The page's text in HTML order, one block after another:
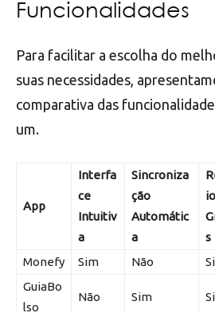
Funcionalidades
Para facilitar a escolha do
suas necessidades,
comparativa das
um.
App
Interfa
ce
Intuitiv
a
Sincroniza
ção
Automátic
a
s
Monefy
Sim Não
GuiaBo
lso
Não Sim